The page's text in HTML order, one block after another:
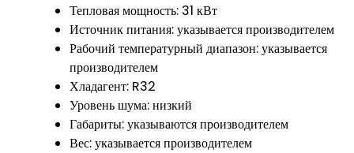
Тепловая мощность: 31 кВт
Источник питания: указывается производителем
Рабочий температурный диапазон: указывается
производителем
Хладагент: R32
Уровень шума: низкий
Габариты: указываются производителем
Вес: указывается производителем